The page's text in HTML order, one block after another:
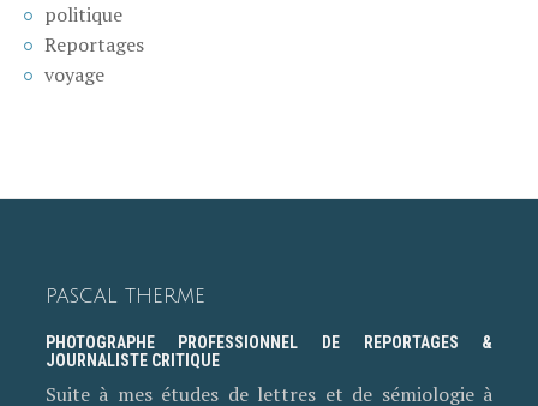
politique
Reportages
voyage
PASCAL THERME
PHOTOGRAPHE PROFESSIONNEL DE REPORTAGES &
JOURNALISTE CRITIQUE
Suite à mes études de lettres et de sémiologie à